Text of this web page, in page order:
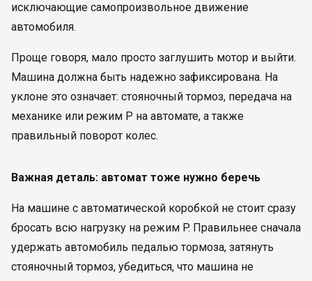
исключающие самопроизвольное движение
автомобиля.
Проще говоря, мало просто заглушить мотор и выйти.
Машина должна быть надежно зафиксирована. На
уклоне это означает: стояночный тормоз, передача на
механике или режим P на автомате, а также
правильный поворот колес.
Важная деталь: автомат тоже нужно беречь
На машине с автоматической коробкой не стоит сразу
бросать всю нагрузку на режим P. Правильнее сначала
удержать автомобиль педалью тормоза, затянуть
стояночный тормоз, убедиться, что машина не